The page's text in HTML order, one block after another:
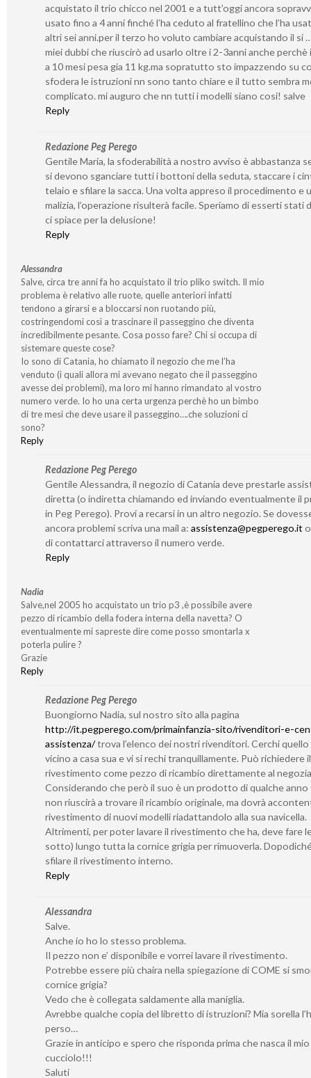
acquistato il trio chicco nel 2001 e a tutt’oggi ancora
usato fino a 4 anni finché l’ha ceduto al fratellino che l’ha
altri sei anni.per il terzo ho voluto cambiare acquistando il si
miei dubbi che riuscirò ad usarlo oltre i 2-3anni anche perchè
a 10 mesi pesa gia 11 kg.ma sopratutto sto impazzendo su
sfodera le istruzioni nn sono tanto chiare e il tutto sembra
complicato. mi auguro che nn tutti i modelli siano cosi! salve
Reply
Redazione Peg Perego
Gentile Maria, la sfoderabilità a nostro avviso è abbastanza
si devono sganciare tutti i bottoni della seduta, staccare i
telaio e sfilare la sacca. Una volta appreso il procedimento e
malizia, l’operazione risulterà facile. Speriamo di esserti stati
ci spiace per la delusione!
Reply
Alessandra
Salve, circa tre anni fa ho acquistato il trio pliko switch. Il mio
problema è relativo alle ruote, quelle anteriori infatti
tendono a girarsi e a bloccarsi non ruotando più,
costringendomi così a trascinare il passeggino che diventa
incredibilmente pesante. Cosa posso fare? Chi si occupa di
sistemare queste cose?
Io sono di Catania, ho chiamato il negozio che me l’ha
venduto (i quali allora mi avevano negato che il passeggino
avesse dei problemi), ma loro mi hanno rimandato al vostro
numero verde. Io ho una certa urgenza perchè ho un bimbo
di tre mesi che deve usare il passeggino….che soluzioni ci
sono?
Reply
Redazione Peg Perego
Gentile Alessandra, il negozio di Catania deve prestarle
diretta (o indiretta chiamando ed inviando eventualmente il
in Peg Perego). Provi a recarsi in un altro negozio. Se
ancora problemi scriva una mail a: assistenza@pegperego.ito
di contattarci attraverso il numero verde.
Reply
Nadia
Salve,nel 2005 ho acquistato un trio p3 ,è possibile avere
pezzo di ricambio della fodera interna della navetta? O
eventualmente mi sapreste dire come posso smontarla x
poterla pulire ?
Grazie
Reply
Redazione Peg Perego
Buongiorno Nadia, sul nostro sito alla pagina
http://it.pegperego.com/primainfanzia-sito/rivenditori-e-
assistenza/trova l’elenco dei nostri rivenditori. Cerchi quello
vicino a casa sua e vi si rechi tranquillamente. Può richiedere il
rivestimento come pezzo di ricambio direttamente al
Considerando che però il suo è un prodotto di qualche anno
non riuscirà a trovare il ricambio originale, ma dovrà
rivestimento di nuovi modelli riadattandolo alla sua navicella.
Altrimenti, per poter lavare il rivestimento che ha, deve fare
sotto) lungo tutta la cornice grigia per rimuoverla.
sfilare il rivestimento interno.
Reply
Alessandra
Salve.
Anche io ho lo stesso problema.
Il pezzo non e’ disponibile e vorrei lavare il rivestimento.
Potrebbe essere più chaira nella spiegazione di COME si
cornice grigia?
Vedo che è collegata saldamente alla maniglia.
Avrebbe qualche copia del libretto di istruzioni? Mia sorella
perso…
Grazie in anticipo e spero che risponda prima che nasca il mio
cucciolo!!!
Saluti